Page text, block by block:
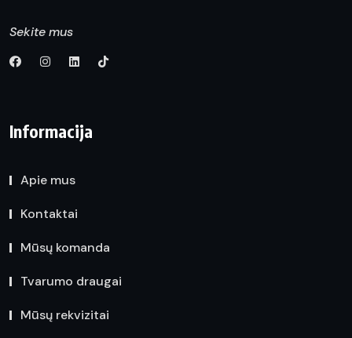
Sekite mus
Informacija
Apie mus
Kontaktai
Mūsų komanda
Tvarumo draugai
Mūsų rekvizitai